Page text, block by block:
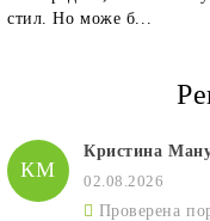
стил. Но може б...
КМ
Кристина
02.08.2026
Проверена